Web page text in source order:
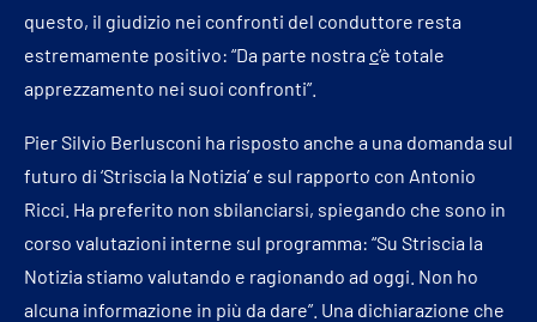
questo, il giudizio nei confronti del conduttore resta
estremamente positivo: “Da parte nostra c‘è totale
apprezzamento nei suoi confronti”.
Pier Silvio Berlusconi ha risposto anche a una domanda sul
futuro di ‘Striscia la Notizia’ e sul rapporto con Antonio
Ricci. Ha preferito non sbilanciarsi, spiegando che sono in
corso valutazioni interne sul programma: “Su Striscia la
Notizia stiamo valutando e ragionando ad oggi. Non ho
alcuna informazione in più da dare”. Una dichiarazione che